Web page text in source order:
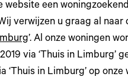
website een
verwijzen u graag al naar
’. Al onze woningen
via ‘Thuis in Limburg’
‘Thuis in Limburg’ op onze